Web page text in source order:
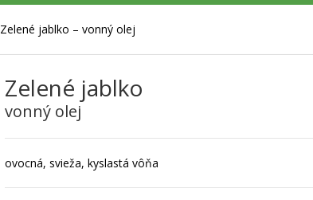
Zelené jablko – vonný olej
Zelené jablko
vonný olej
ovocná, svieža, kyslastá vôňa